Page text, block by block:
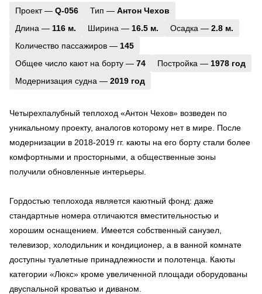
Проект — Q-056 Тип — Антон Чехов
Длина — 116 м. Ширина — 16.5 м. Осадка — 2.8 м.
Количество пассажиров — 145
Общее число кают на борту — 74 Постройка — 1978 год
Модернизация судна — 2019 год
Четырехпалубный теплоход «Антон Чехов» возведен по
уникальному проекту, аналогов которому нет в мире. После
модернизации в 2018-2019 гг. каюты на его борту стали более
комфортными и просторными, а общественные зоны
получили обновленные интерьеры.
Гордостью теплохода является каютный фонд: даже
стандартные номера отличаются вместительностью и
хорошим оснащением. Имеется собственный санузел,
телевизор, холодильник и кондиционер, а в ванной комнате
доступны туалетные принадлежности и полотенца. Каюты
категории «Люкс» кроме увеличенной площади оборудованы
двуспальной кроватью и диваном.